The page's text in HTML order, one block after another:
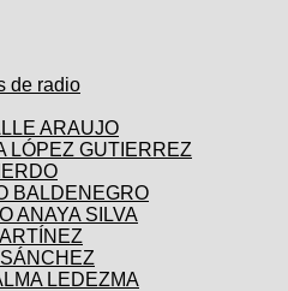
de radio
ARAUJO
LÓPEZ GUTIERREZ
BALDENEGRO
ANAYA SILVA
LEDEZMA